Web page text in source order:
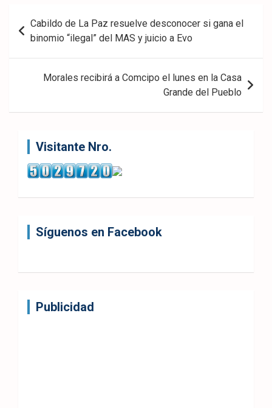
Navegación
de
entradas
Cabildo de La Paz resuelve desconocer si gana el
binomio “ilegal” del MAS y juicio a Evo
Morales recibirá a Comcipo el lunes en la Casa
Grande del Pueblo
Visitante Nro.
Síguenos en Facebook
Publicidad